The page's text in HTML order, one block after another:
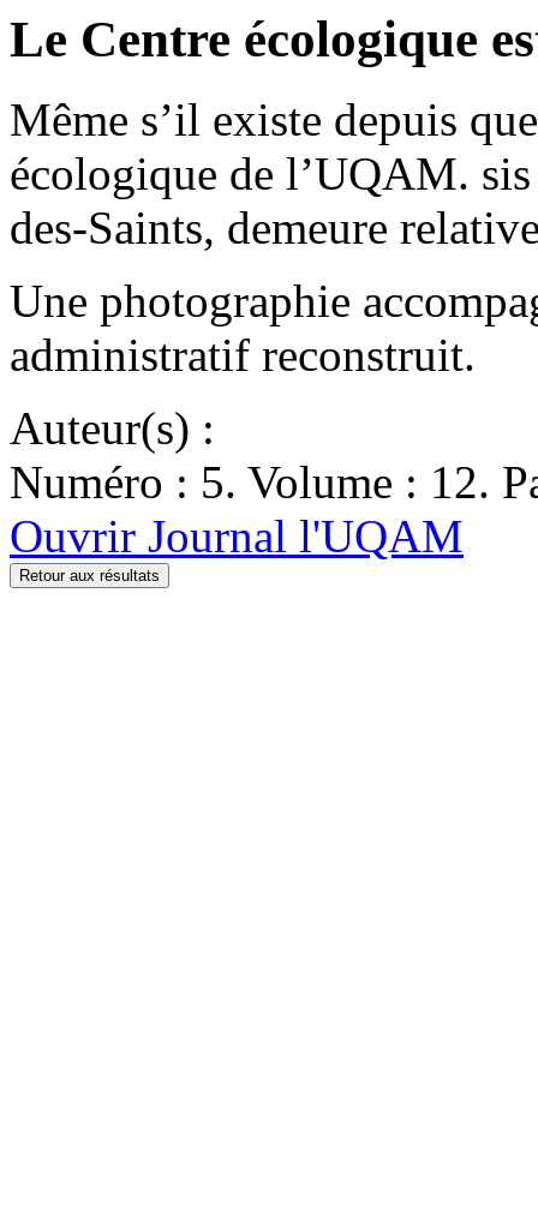
Le Centre écologique
Même s’il existe depuis
écologique de l’UQAM.
des-Saints, demeure
Une photographie
administratif reconstruit.
Auteur(s) :
Numéro : 5. Volume : 12.
Ouvrir Journal l'UQAM
Retour aux résultats